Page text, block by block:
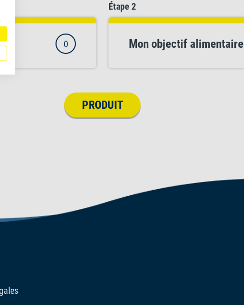
0
Étape 2
Mon objectif alimentaire
PRODUIT